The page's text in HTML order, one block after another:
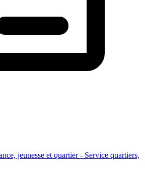
jeunesse et quartier - Service quartiers,